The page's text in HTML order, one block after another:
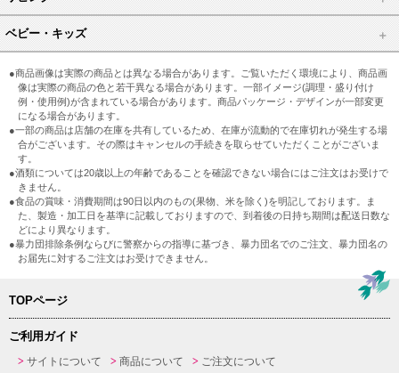
ベビー・キッズ
●商品画像は実際の商品とは異なる場合があります。ご覧いただく環境により、商品画
像は実際の商品の色と若干異なる場合があります。一部イメージ(調理・盛り付け
例・使用例)が含まれている場合があります。商品パッケージ・デザインが一部変更
になる場合があります。
●一部の商品は店舗の在庫を共有しているため、在庫が流動的で在庫切れが発生する場
合がございます。その際はキャンセルの手続きを取らせていただくことがございま
す。
●酒類については20歳以上の年齢であることを確認できない場合にはご注文はお受けで
きません。
●食品の賞味・消費期間は90日以内のもの(果物、米を除く)を明記しております。ま
た、製造・加工日を基準に記載しておりますので、到着後の日持ち期間は配送日数な
どにより異なります。
●暴力団排除条例ならびに警察からの指導に基づき、暴力団名でのご注文、暴力団名の
お届先に対するご注文はお受けできません。
TOPページ
ご利用ガイド
サイトについて 商品について
ご注文について